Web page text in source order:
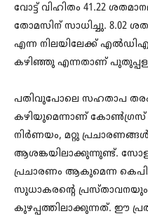
വോട്ട് വിഹിതം 41.22
തോമസിന് സാധിച്ചു. 8.02
എന്ന നിലയിലേക്ക്
കഴിഞ്ഞു എന്നതാണ്
പതിവുപോലെ സഹതാപ
കഴിയുമെന്നാണ് കോൺഗ്രസ്
നിർണയം, മറ്റു
ആശങ്കയിലാക്കുന്നുണ്ട്.
പ്രചാരണം ആകുമെന്ന
സുധാകരന്റെ പ്രസ്താവനയും
കുഴപ്പത്തിലാക്കുന്നത്. ഈ